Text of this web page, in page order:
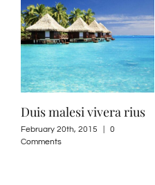
Duis malesi vivera rius
February 20th, 2015
0
Comments